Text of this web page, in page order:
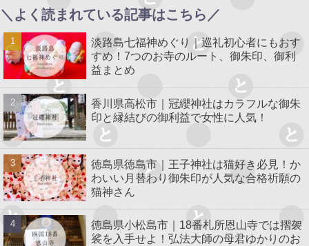
＼よく読まれている記事はこちら／
淡路島七福神めぐり｜巡礼初心者にもおす
すめ！7つのお寺のルート、御朱印、御利
益まとめ
香川県高松市｜冠纓神社はカラフルな御朱
印と縁結びの御利益で女性に人気！
徳島県徳島市｜王子神社は猫好き必見！か
わいい月替わり御朱印が人気な合格祈願の
猫神さん
徳島県小松島市｜18番札所恩山寺では摺袈
裟を入手せよ！弘法大師の母君ゆかりのお